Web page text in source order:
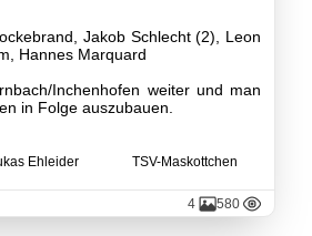
Jakob Schlecht (2), Leon
Hannes Marquard
Inchenhofen weiter und man
in Folge auszubauen.
Ehleider TSV-Maskottchen
4 580